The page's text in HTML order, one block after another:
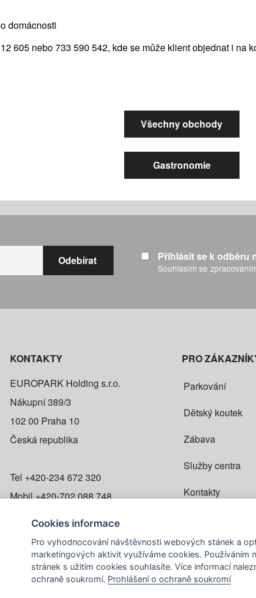
domácnosti
605 nebo 733 590 542, kde se může klient objednat i na
Všechny obchody
Gastronomie
Přihlásit se k odběru
Souhlasím se
KONTAKTY
EUROPARK Holding s.r.o.
Nákupní 389/3
102 00 Praha 10
Česká republika
Tel +420-234 672 320
Mobil+420-702 088 748
Navigovat
PRO
Parkování
Dětský koutek
Zábava
Služby centra
Kontakty
Infostánek
Cookies informace
Pro vyhodnocování návštěvnosti webových stánek a
marketingových aktivit využíváme cookies. Používáním
stránek s užitím cookies souhlasíte. Více informací
ochraně soukromí. Prohlášení o ochraně soukromí